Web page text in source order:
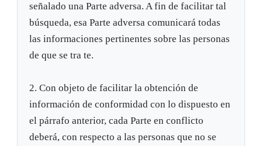
señalado una Parte adversa. A fin de facilitar tal
búsqueda, esa Parte adversa comunicará todas
las informaciones pertinentes sobre las personas
de que se tra te.
2. Con objeto de facilitar la obtención de
información de conformidad con lo dispuesto en
el párrafo anterior, cada Parte en conflicto
deberá, con respecto a las personas que no se